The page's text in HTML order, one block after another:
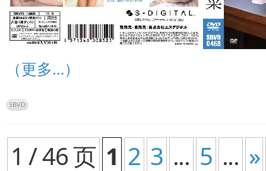
（更多…）
SBVD
1 / 46 页 1 2 3 ... 5 ... »